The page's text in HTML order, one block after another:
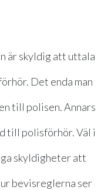
är skyldig att uttala
Det enda man
till polisen. Annars
till polisförhör. Väl i
skyldigheter att
bevisreglerna ser